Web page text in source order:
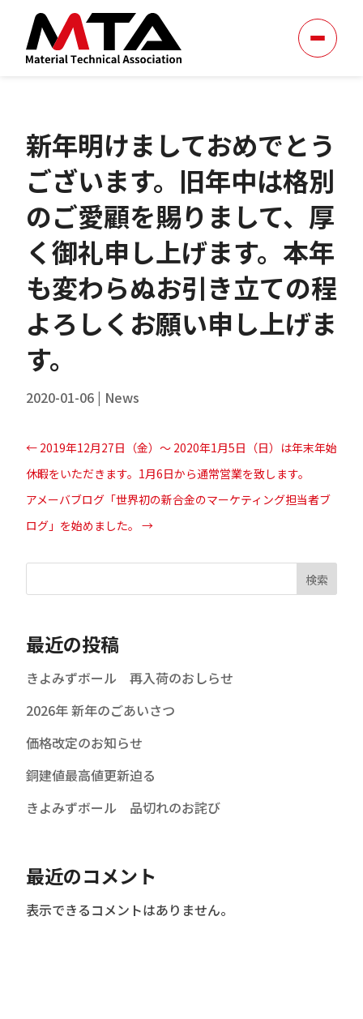
新年明けましておめでとう
ございます。旧年中は格別
のご愛顧を賜りまして、厚
く御礼申し上げます。本年
も変わらぬお引き立ての程
よろしくお願い申し上げま
す。
2020-01-06 | News
← 2019年12月27日（金）～ 2020年1月5日（日）は年末年始
休暇をいただきます。1月6日から通常営業を致します。
アメーバブログ「世界初の新合金のマーケティング担当者ブ
ログ」を始めました。 →
検索
最近の投稿
きよみずボール 再入荷のおしらせ
2026年 新年のごあいさつ
価格改定のお知らせ
銅建値最高値更新迫る
きよみずボール 品切れのお詫び
最近のコメント
表示できるコメントはありません。